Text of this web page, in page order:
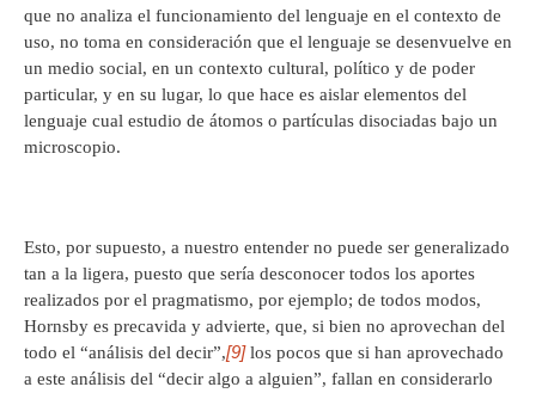
que no analiza el funcionamiento del lenguaje en el contexto de
uso, no toma en consideración que el lenguaje se desenvuelve en
un medio social, en un contexto cultural, político y de poder
particular, y en su lugar, lo que hace es aislar elementos del
lenguaje cual estudio de átomos o partículas disociadas bajo un
microscopio.
Esto, por supuesto, a nuestro entender no puede ser generalizado
tan a la ligera, puesto que sería desconocer todos los aportes
realizados por el pragmatismo, por ejemplo; de todos modos,
Hornsby es precavida y advierte, que, si bien no aprovechan del
todo el “análisis del decir”,[9]los pocos que si han aprovechado
a este análisis del “decir algo a alguien”, fallan en considerarlo